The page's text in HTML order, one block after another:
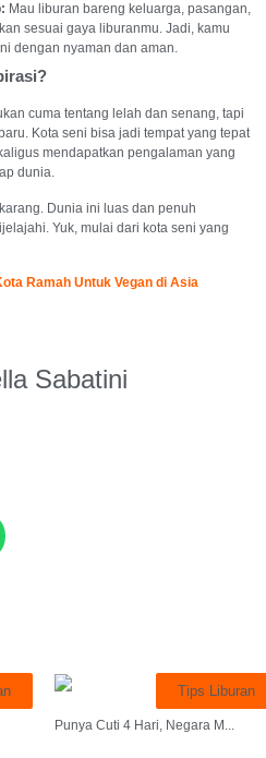
Mau liburan bareng keluarga, pasangan,
sesuai gaya liburanmu. Jadi, kamu
dengan nyaman dan aman.
cuma tentang lelah dan senang, tapi
Kota seni bisa jadi tempat yang tepat
mendapatkan pengalaman yang
dunia.
Dunia ini luas dan penuh
Yuk, mulai dari kota seni yang
Ramah Untuk Vegan di Asia
Sabatini
Tips Liburan
Punya Cuti 4 Hari, Negara M...